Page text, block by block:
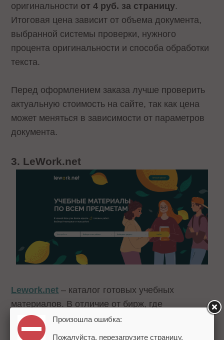
оригинальности от 4 руб. за страницу.
Итоговая цена зависит от объема документа,
выбранной системы проверки, нужного
процента оригинальности и способа обработки
текста.
Перед оформлением заказа лучше проверить
актуальную стоимость на сайте, так как цена
может меняться в зависимости от параметров
документа.
3. LeWork.net
Lework.net – каталог готовых учебных
материалов. В отличие от бирж, где
пользователь размещает заказ и ждет
выполнения, Lework предлагает уже готовые
Произошла ошибка:
Пожалуйста, перезагрузите страницу.